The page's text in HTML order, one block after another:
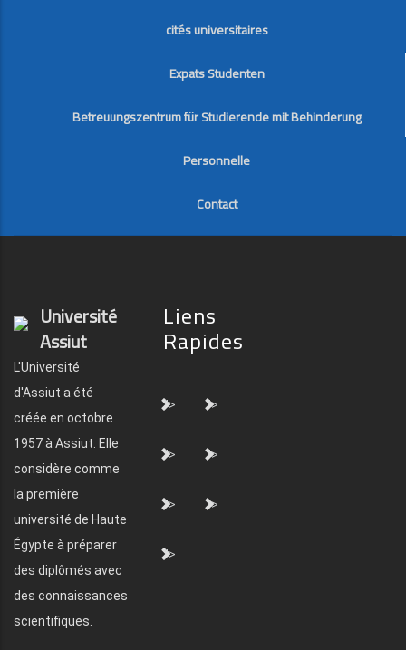
cités universitaires
Expats Studenten
Betreuungszentrum für Studierende mit Behinderung
Personnelle
Contact
Université
Assiut
L'Université
d'Assiut a été
créée en octobre
1957 à Assiut. Elle
considère comme
la première
université de Haute
Égypte à préparer
des diplômés avec
des connaissances
scientifiques.
Liens
Rapides
"> ">
"> ">
"> ">
">